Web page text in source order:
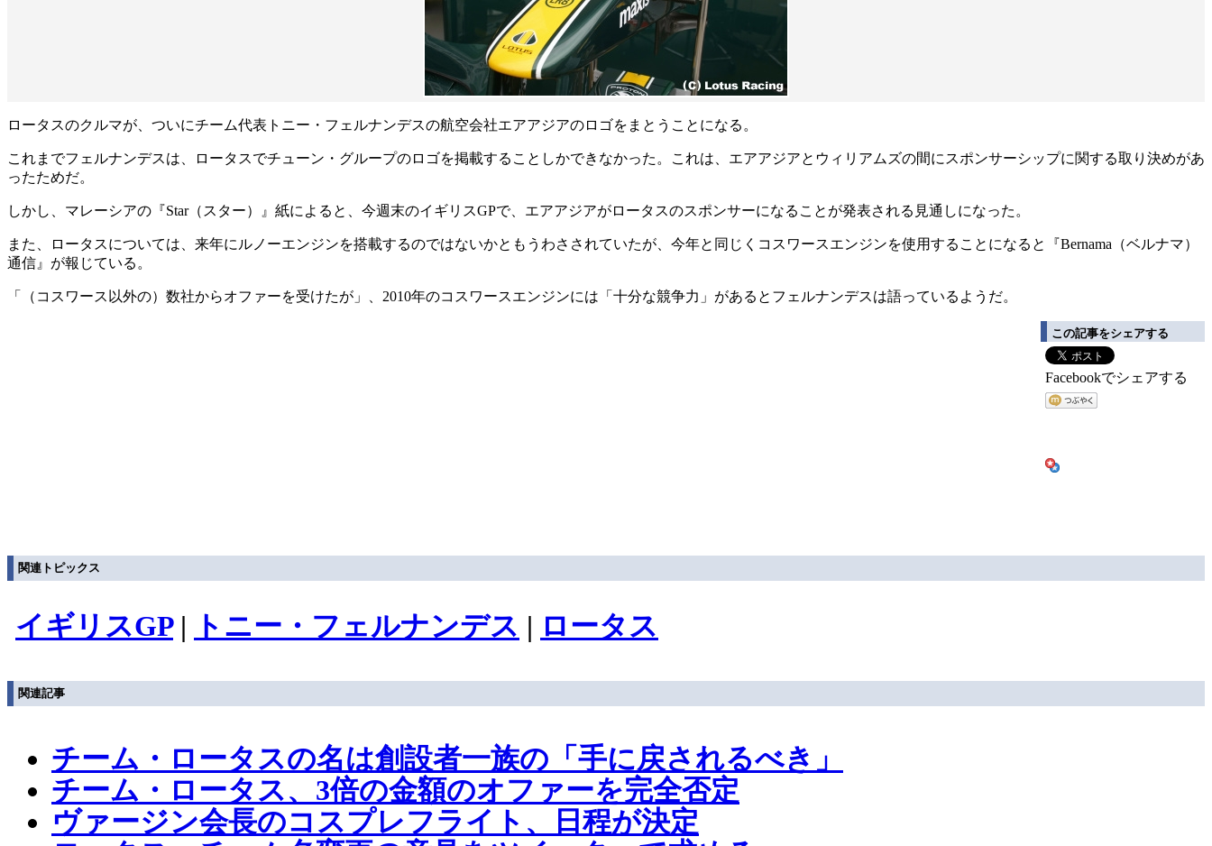
ロータスのクルマが、ついにチーム代表トニー・フェルナンデスの航空会社エアアジアのロゴをまとうことになる。
これまでフェルナンデスは、ロータスでチューン・グループのロゴを掲載することしかできなかった。これは、エアアジアとウィリアムズの間にスポンサーシップに関する取り決めがあ
ったためだ。
しかし、マレーシアの『Star（スター）』紙によると、今週末のイギリスGPで、エアアジアがロータスのスポンサーになることが発表される見通しになった。
また、ロータスについては、来年にルノーエンジンを搭載するのではないかともうわさされていたが、今年と同じくコスワースエンジンを使用することになると『Bernama（ベルナマ）
通信』が報じている。
「（コスワース以外の）数社からオファーを受けたが」、2010年のコスワースエンジンには「十分な競争力」があるとフェルナンデスは語っているようだ。
この記事をシェアする
Facebookでシェアする
関連トピックス
イギリスGP| トニー・フェルナンデス | ロータス
関連記事
チーム・ロータスの名は創設者一族の「手に戻されるべき」
チーム・ロータス、3倍の金額のオファーを完全否定
ヴァージン会長のコスプレフライト、日程が決定